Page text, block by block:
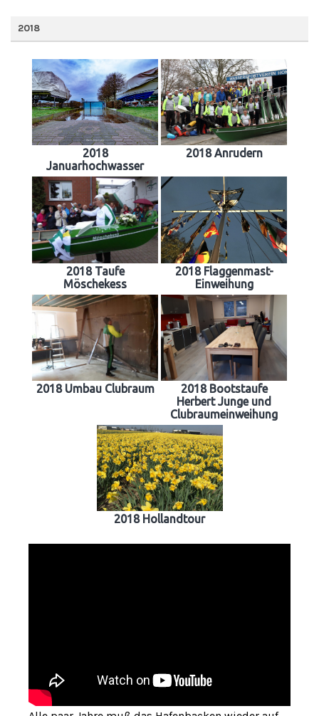
2018
2018
Januarhochwasser
2018 Anrudern
2018 Taufe
Möschekess
2018 Flaggenmast-
Einweihung
2018 Umbau Clubraum
2018 Bootstaufe
Herbert Junge und
Clubraumeinweihung
2018 Hollandtour